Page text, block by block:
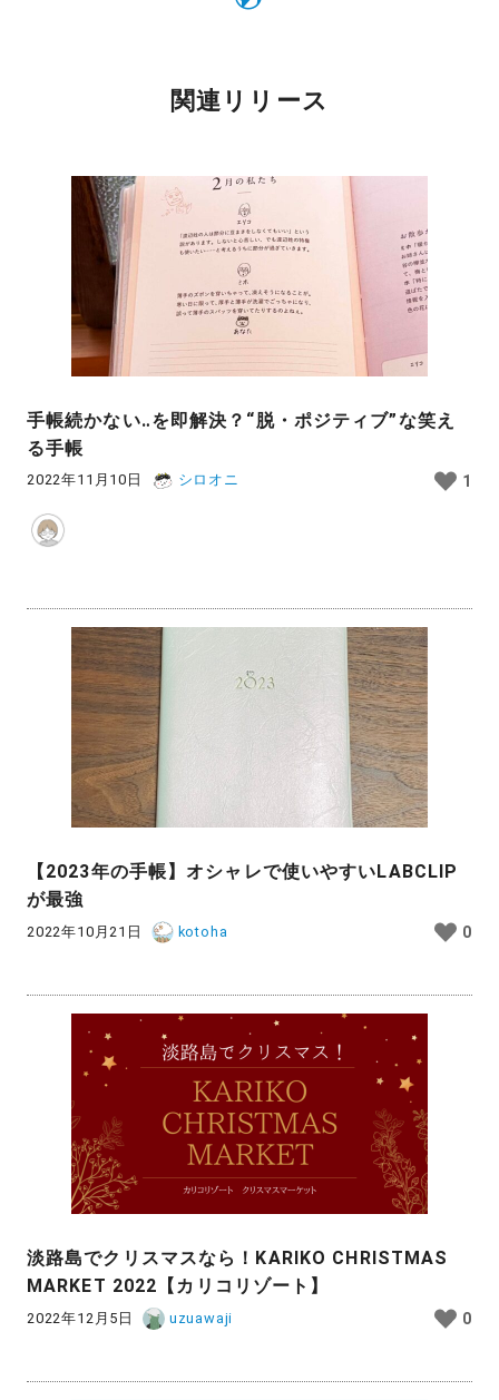
関連リリース
手帳続かない‥を即解決？“脱・ポジティブ”な笑え
る手帳
2022年11月10日 シロオニ 1
【2023年の手帳】オシャレで使いやすいLABCLIP
が最強
2022年10月21日 kotoha 0
淡路島でクリスマスなら！KARIKO CHRISTMAS
MARKET 2022【カリコリゾート】
2022年12月5日 uzuawaji 0